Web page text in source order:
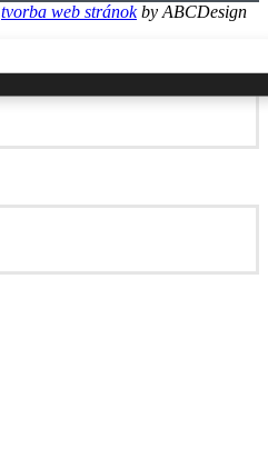
tvorba web stránokby ABCDesign